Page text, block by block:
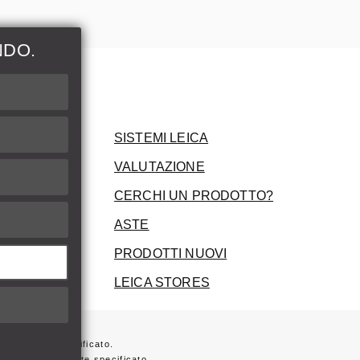
SISTEMI LEICA
VALUTAZIONE
CERCHI UN PRODOTTO?
ASTE
PRODOTTI NUOVI
LEICA STORES
specificato.